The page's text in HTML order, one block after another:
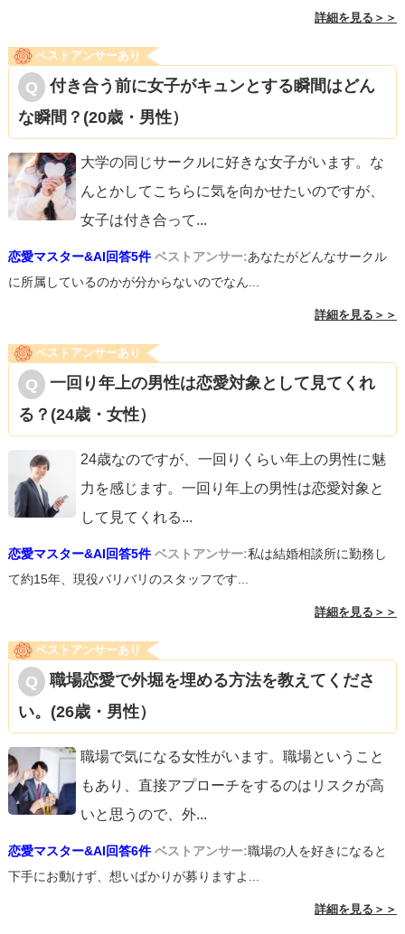
詳細を見る＞＞
ベストアンサーあり
付き合う前に女子がキュンとする瞬間はどん
な瞬間？(20歳・男性）
大学の同じサークルに好きな女子がいます。な
んとかしてこちらに気を向かせたいのですが、
女子は付き合って...
恋愛マスター&AI回答5件 ベストアンサー:あなたがどんなサークル
に所属しているのかが分からないのでなん...
詳細を見る＞＞
ベストアンサーあり
一回り年上の男性は恋愛対象として見てくれ
る？(24歳・女性）
24歳なのですが、一回りくらい年上の男性に魅
力を感じます。一回り年上の男性は恋愛対象と
して見てくれる...
恋愛マスター&AI回答5件 ベストアンサー:私は結婚相談所に勤務し
て約15年、現役バリバリのスタッフです...
詳細を見る＞＞
ベストアンサーあり
職場恋愛で外堀を埋める方法を教えてくださ
い。(26歳・男性）
職場で気になる女性がいます。職場ということ
もあり、直接アプローチをするのはリスクが高
いと思うので、外...
恋愛マスター&AI回答6件 ベストアンサー:職場の人を好きになると
下手にお動けず、想いばかりが募りますよ...
詳細を見る＞＞